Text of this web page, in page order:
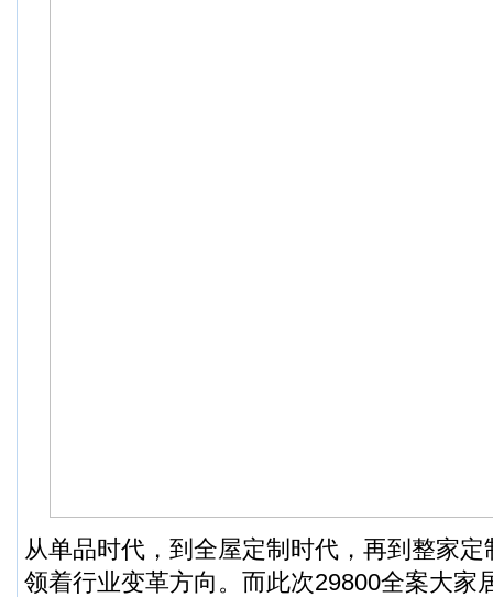
从单品时代，到全屋定制时代，再到整家
领着行业变革方向。而此次29800全案大家